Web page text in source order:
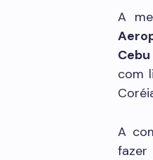
A
Cebu
com
A
fazer